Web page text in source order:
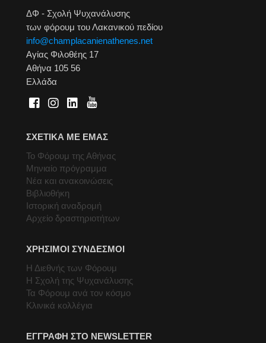
ΔΦ - Σχολή Ψυχανάλυσης
των φόρουμ του Λακανικού πεδίου
info@champlacanienathenes.net
Αγίας Φιλοθέης 17
Αθήνα 105 56
Ελλάδα
ΣΧΕΤΙΚΑ ΜΕ ΕΜΑΣ
Το Φόρουμ της Αθήνας
Μηνιαίο πρόγραμμα
Νέα και ανακοινώσεις
Βιβλιοθήκη
Ιστορική αναδρομή
Αρχείο δραστηριοτήτων
ΧΡΗΣΙΜΟΙ ΣΥΝΔΕΣΜΟΙ
Η Διεθνής των Φόρουμ
Η Σχολή της Ψυχανάλυσης
Τα Φόρουμ ανά τον κόσμο
Κλινικά κολλέγια
ΕΓΓΡΑΦΗ ΣΤΟ NEWSLETTER